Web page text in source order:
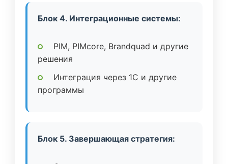
Блок 4. Интеграционные системы:
PIM, PIMcore, Brandquad и другие
решения
Интеграция через 1C и другие
программы
Блок 5. Завершающая стратегия: